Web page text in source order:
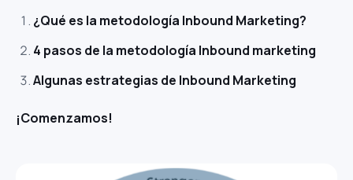
¿Qué es la metodología Inbound Marketing?
4 pasos de la metodología Inbound marketing
Algunas estrategias de Inbound Marketing
¡Comenzamos!